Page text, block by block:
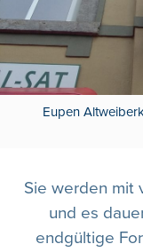
Eupen
Sie werden mit
und es
endgültige